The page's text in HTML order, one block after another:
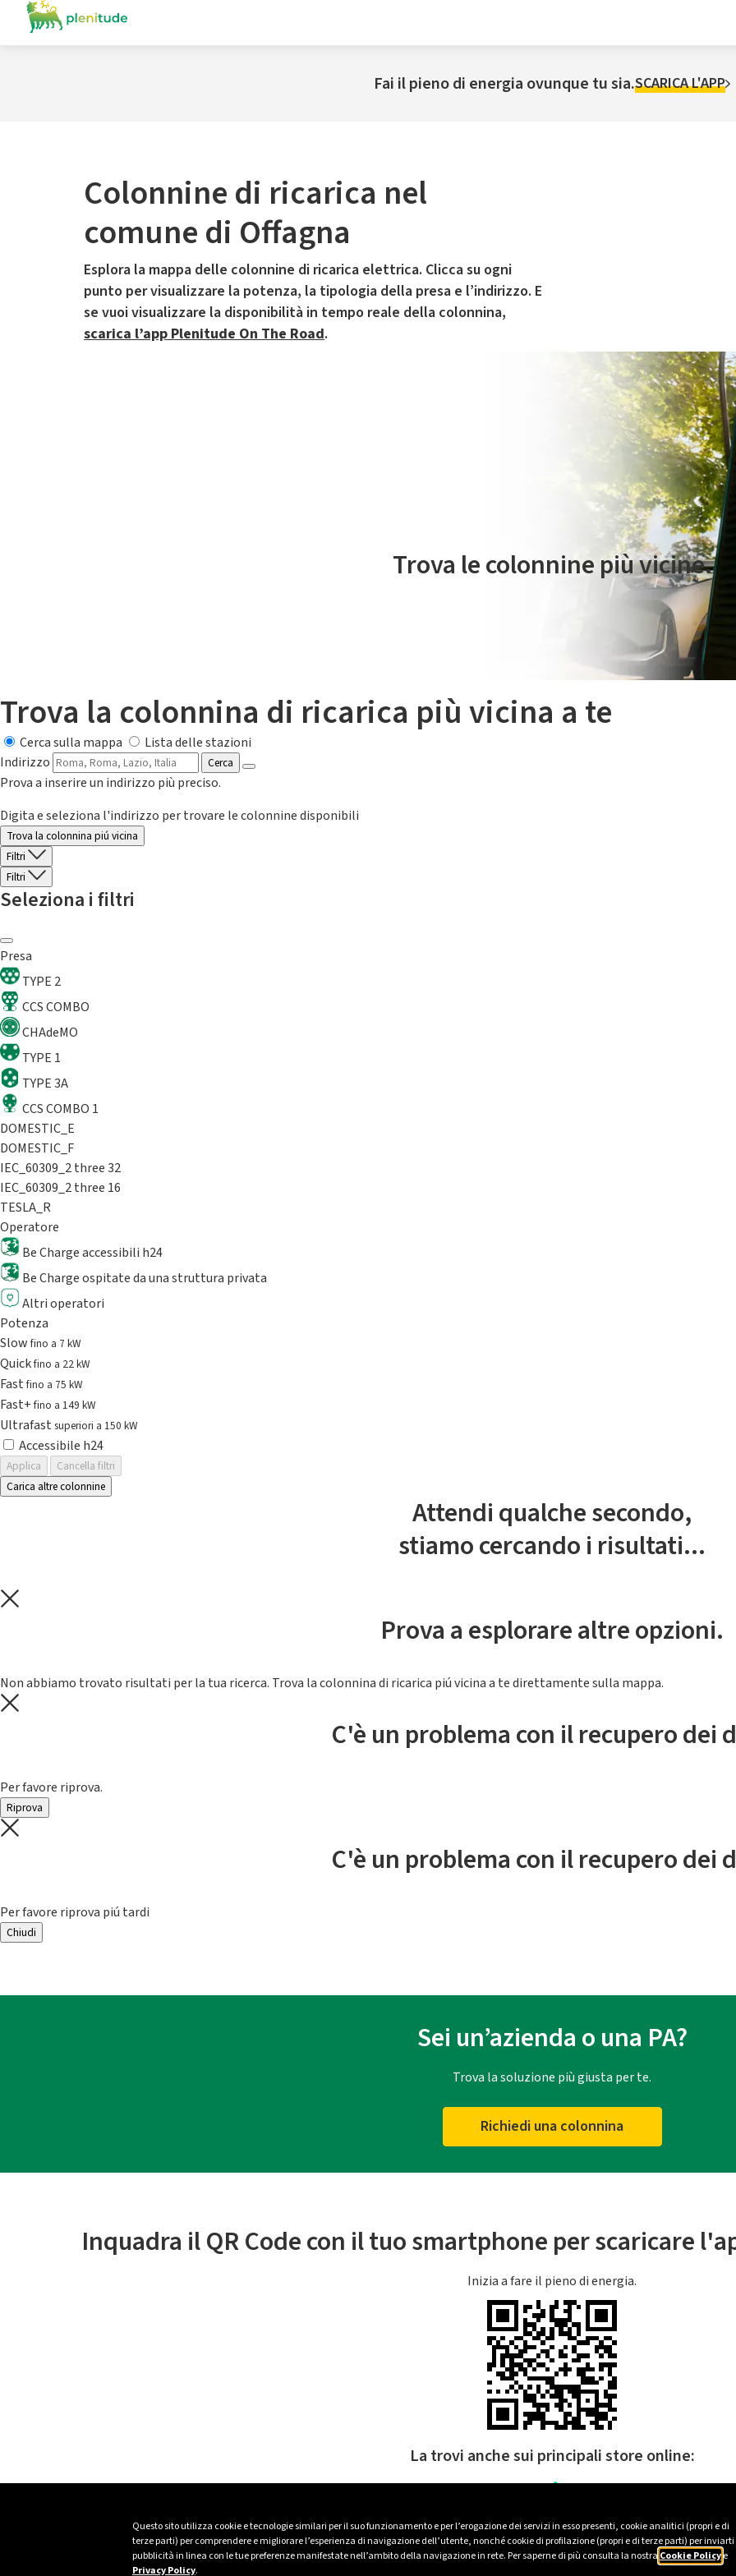
Questo sito utilizza cookie e tecnologie similari per il suo funzionamento e per l’erogazione dei servizi in esso presenti, cookie analitici (propri e di
terze parti) per comprendere e migliorare l’esperienza di navigazione dell’utente, nonché cookie di profilazione (propri e di terze parti) per inviarti
pubblicità in linea con le tue preferenze manifestate nell’ambito della navigazione in rete. Per saperne di più consulta la nostra Cookie Policye
Privacy Policy.
Fai il pieno di energia ovunque tu sia.SCARICA L'APP
Colonnine di ricarica nel
comune di Offagna
Esplora la mappa delle colonnine di ricarica elettrica. Clicca su ogni
punto per visualizzare la potenza, la tipologia della presa e l’indirizzo. E
se vuoi visualizzare la disponibilità in tempo reale della colonnina,
scarica l’app Plenitude On The Road.
Il servizio di mobilità elettrica è gestito da Plenitude On The Road
Trova le colonnine più vicine.
Trova la colonnina di ricarica più vicina a te
Cerca sulla mappa
Lista delle stazioni
Indirizzo
Cerca
Prova a inserire un indirizzo più preciso.
Digita e seleziona l'indirizzo per trovare le colonnine disponibili
Trova la colonnina piú vicina
Filtri
Filtri
Seleziona i filtri
Presa
TYPE 2
CCS COMBO
CHAdeMO
TYPE 1
TYPE 3A
CCS COMBO 1
DOMESTIC_E
DOMESTIC_F
IEC_60309_2 three 32
IEC_60309_2 three 16
TESLA_R
Operatore
Be Charge accessibili h24
Be Charge ospitate da una struttura privata
Altri operatori
Potenza
Slowfino a 7 kW
Quickfino a 22 kW
Fastfino a 75 kW
Fast+fino a 149 kW
Ultrafast superiori a 150 kW
Accessibile h24
Applica
Cancella filtri
Carica altre colonnine
Attendi qualche secondo,
stiamo cercando i risultati...
Prova a esplorare altre opzioni.
Non abbiamo trovato risultati per la tua ricerca. Trova la colonnina di ricarica piú vicina a te direttamente sulla mappa.
C'è un problema con il recupero dei
Per favore riprova.
Riprova
C'è un problema con il recupero dei
Per favore riprova piú tardi
Chiudi
Sei un’azienda o una PA?
Trova la soluzione più giusta per te.
Richiedi una colonnina
Inquadra il QR Code con il tuo smartphone per scaricare
Inizia a fare il pieno di energia.
La trovi anche sui principali store online: